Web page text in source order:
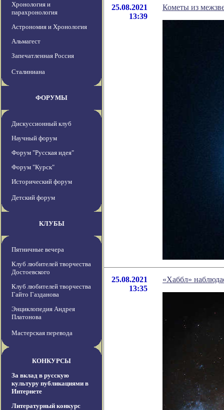
Хронология и
парахронология
Астрономия и Хронология
Альмагест
Запечатленная Россия
Сталиниана
ФОРУМЫ
Дискуссионный клуб
Научный форум
Форум "Русская идея"
Форум "Курск"
Исторический форум
Детский форум
КЛУБЫ
Пятничные вечера
Клуб любителей творчества
Достоевского
Клуб любителей творчества
Гайто Газданова
Энциклопедия Андрея
Платонова
Мастерская перевода
КОНКУРСЫ
За вклад в русскую
культуру публикациями в
Интернете
Литературный конкурс
25.08.2021
13:39
Кометы из
25.08.2021
13:35
«Хаббл»